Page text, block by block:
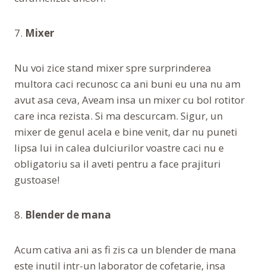
7. Mixer
Nu voi zice stand mixer spre surprinderea
multora caci recunosc ca ani buni eu una nu am
avut asa ceva, Aveam insa un mixer cu bol rotitor
care inca rezista. Si ma descurcam. Sigur, un
mixer de genul acela e bine venit, dar nu puneti
lipsa lui in calea dulciurilor voastre caci nu e
obligatoriu sa il aveti pentru a face prajituri
gustoase!
8. Blender de mana
Acum cativa ani as fi zis ca un blender de mana
este inutil intr-un laborator de cofetarie, insa